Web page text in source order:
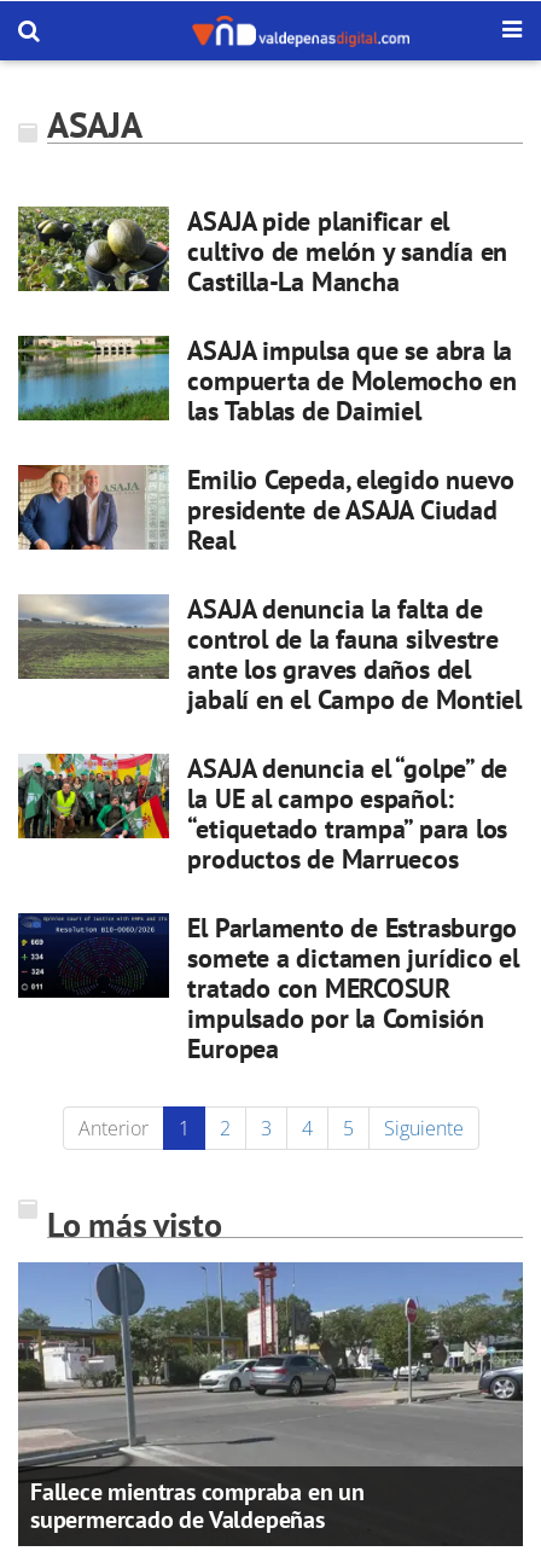
ASAJA
ASAJA pide planificar el
cultivo de melón y sandía en
Castilla-La Mancha
ASAJA impulsa que se abra la
compuerta de Molemocho en
las Tablas de Daimiel
Emilio Cepeda, elegido nuevo
presidente de ASAJA Ciudad
Real
ASAJA denuncia la falta de
control de la fauna silvestre
ante los graves daños del
jabalí en el Campo de Montiel
ASAJA denuncia el “golpe” de
la UE al campo español:
“etiquetado trampa” para los
productos de Marruecos
El Parlamento de Estrasburgo
somete a dictamen jurídico el
tratado con MERCOSUR
impulsado por la Comisión
Europea
Anterior 1 2 3 4 5 Siguiente
Lo más visto
Fallece mientras compraba en un
supermercado de Valdepeñas